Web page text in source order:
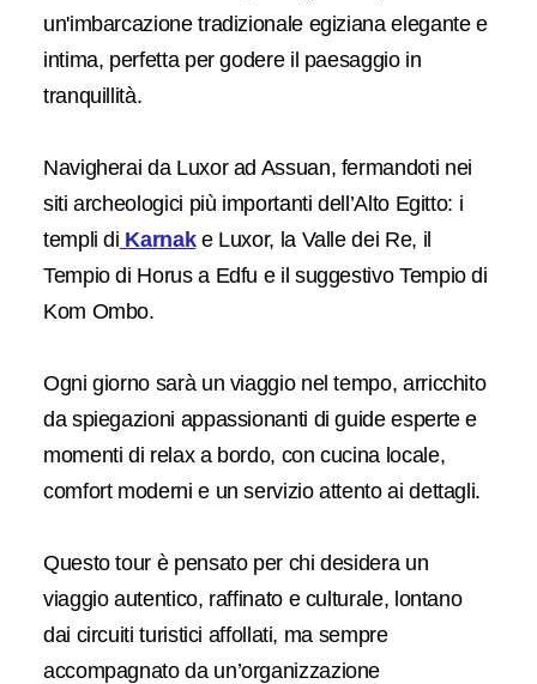
un'imbarcazione tradizionale egiziana elegante e
intima, perfetta per godere il paesaggio in
tranquillità.
Navigherai da Luxor ad Assuan, fermandoti nei
siti archeologici più importanti dell’Alto Egitto: i
templi di Karnake Luxor, la Valle dei Re, il
Tempio di Horus a Edfu e il suggestivo Tempio di
Kom Ombo.
Ogni giorno sarà un viaggio nel tempo, arricchito
da spiegazioni appassionanti di guide esperte e
momenti di relax a bordo, con cucina locale,
comfort moderni e un servizio attento ai dettagli.
Questo tour è pensato per chi desidera un
viaggio autentico, raffinato e culturale, lontano
dai circuiti turistici affollati, ma sempre
accompagnato da un’organizzazione